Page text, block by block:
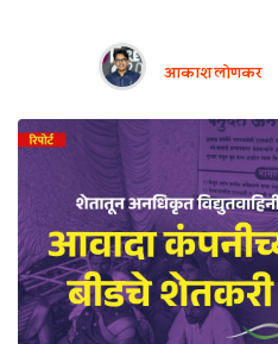
आकाश लोणकर